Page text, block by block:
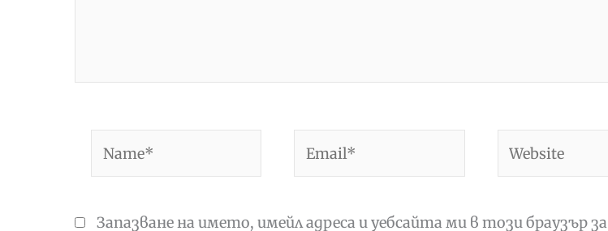
Запазване на името, имейл адреса и уебсайта ми в този браузър за